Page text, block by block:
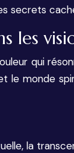
secrets
les
qui
le monde
la